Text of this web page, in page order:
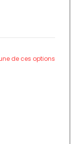
de ces options